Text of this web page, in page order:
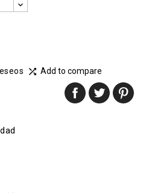
 Add to compare